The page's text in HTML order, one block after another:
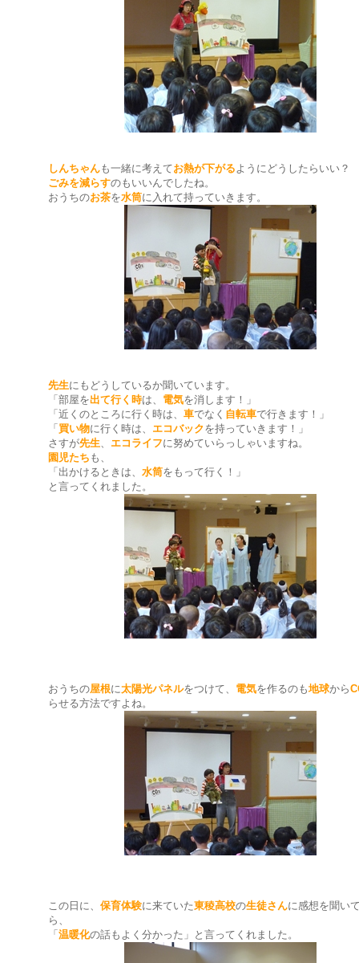
しんちゃんも一緒に考えてお熱が下がるようにどうしたらいい？
ごみを減らすのもいいんでしたね。
おうちのお茶を水筒に入れて持っていきます。
先生にもどうしているか聞いています。
「部屋を出て行く時は、 電気を消します！」
「近くのところに行く時は、 車でなく 自転車で行きます！」
「 買い物に行く時は、 エコバックを持っていきます！」
さすが先生、 エコライフに努めていらっしゃいますね。
園児たち も、
「出かけるときは、 水筒をもって行く！」
と言ってくれました。
おうちの屋根に太陽光パネルをつけて、 電気を作るのも地球から
らせる方法ですよね。
この日に、 保育体験に来ていた東稜高校の生徒さんに感想を聞い
ら、
「 温暖化の話もよく分かった」と言ってくれました。